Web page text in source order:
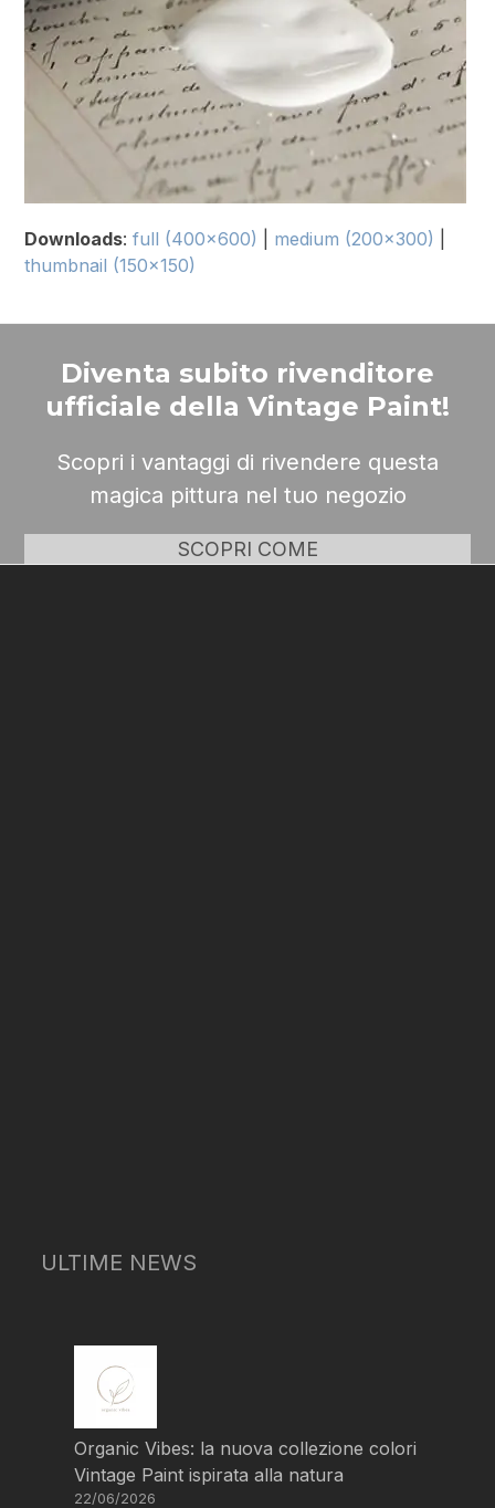
Downloads:full (400x600) medium (200x300)
thumbnail (150x150)
Diventa subito rivenditore
ufficiale della Vintage Paint!
Scopri i vantaggi di rivendere questa
magica pittura nel tuo negozio
SCOPRI COME
ULTIME NEWS
Organic Vibes: la nuova collezione colori
Vintage Paint ispirata alla natura
22/06/2026